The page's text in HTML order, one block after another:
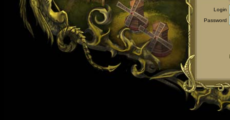
Login
Password